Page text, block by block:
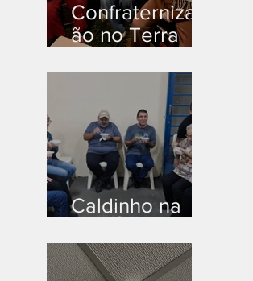
Confraternizaç
ão no Terra
Caldinho na